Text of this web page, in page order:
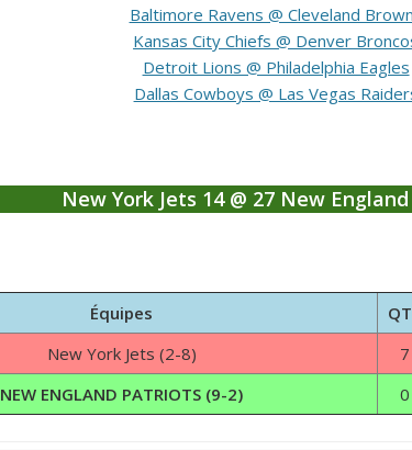
Baltimore Ravens @ Cleveland
Kansas City Chiefs @ Denver
Detroit Lions @ Philadelphia Eagles
Dallas Cowboys @ Las Vegas
New York Jets 14 @ 27 New
Équipes
New York Jets (2-8)
7
NEW ENGLAND PATRIOTS (9-2)
0